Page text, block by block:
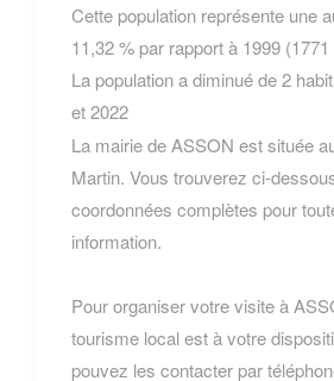
Cette population représente une
11,32 % par rapport à 1999
La population a diminué de 2
et 2022
La mairie de ASSON est située
Martin. Vous trouverez ci-
coordonnées complètes pour
information.
Pour organiser votre visite à
tourisme local est à votre
pouvez les contacter par